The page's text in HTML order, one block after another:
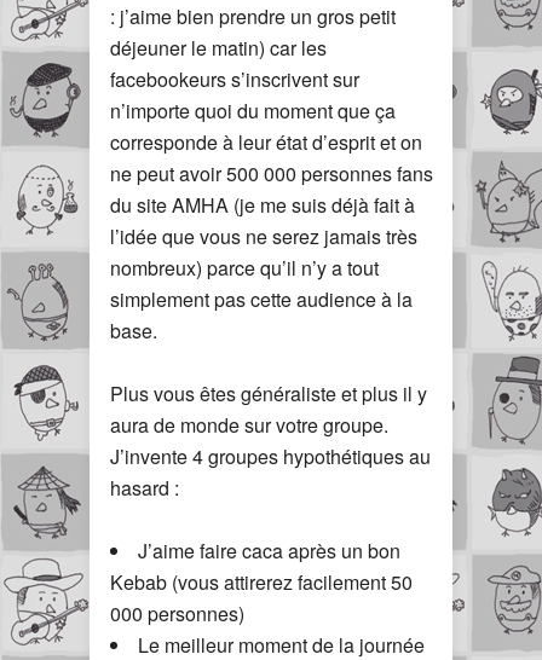
: j’aime bien prendre un gros petit
déjeuner le matin) car les
facebookeurs s’inscrivent sur
n’importe quoi du moment que ça
corresponde à leur état d’esprit et on
ne peut avoir 500 000 personnes fans
du site AMHA (je me suis déjà fait à
l’idée que vous ne serez jamais très
nombreux) parce qu’il n’y a tout
simplement pas cette audience à la
base.
Plus vous êtes généraliste et plus il y
aura de monde sur votre groupe.
J’invente 4 groupes hypothétiques au
hasard :
J’aime faire caca après un bon
Kebab (vous attirerez facilement 50
000 personnes)
Le meilleur moment de la journée